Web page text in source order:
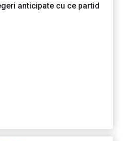
anticipate cu ce partid